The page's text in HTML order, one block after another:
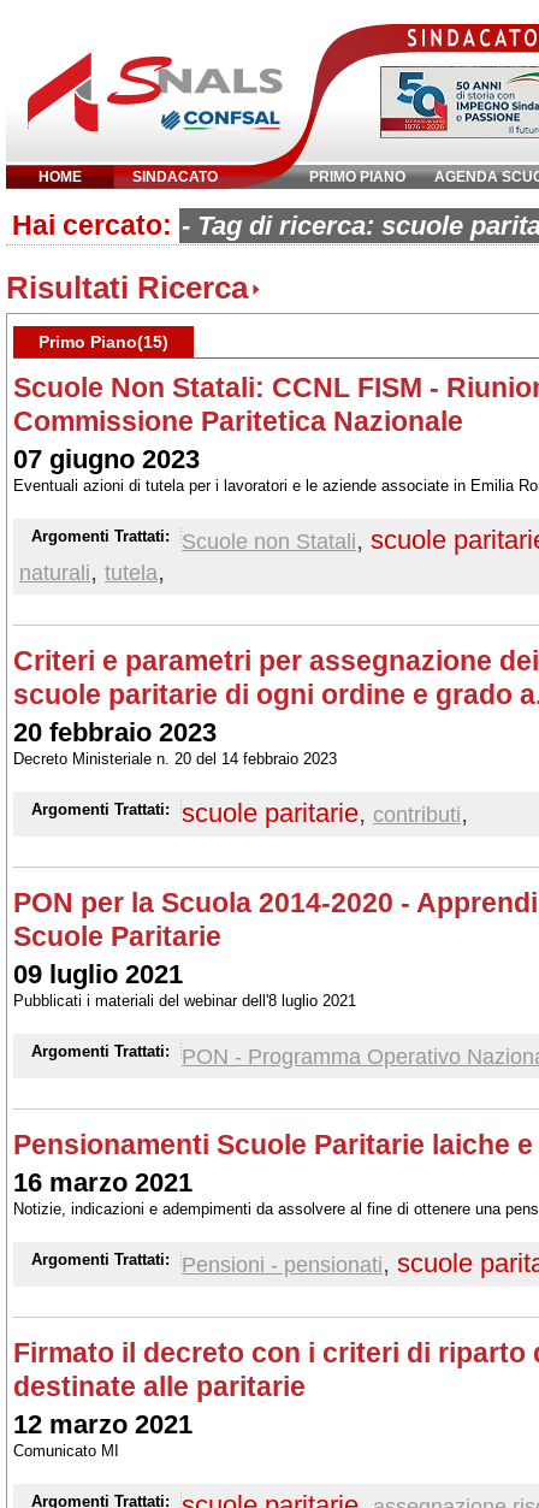
HOME SINDACATO PRIMO PIANO AGENDA
Inserisci parola chiave:
Hai cercato: - Tag di ricerca: scuole
Risultati Ricerca
Primo Piano(15)
Scuole Non Statali: CCNL FISM -
Commissione Paritetica Nazionale
07 giugno 2023
Eventuali azioni di tutela per i lavoratori e le aziende associate in Emilia
Argomenti Trattati: Scuole non Statali, scuole
naturali, tutela,
Criteri e parametri per assegnazione
scuole paritarie di ogni ordine e grado
20 febbraio 2023
Decreto Ministeriale n. 20 del 14 febbraio 2023
Argomenti Trattati: scuole paritarie, contributi,
PON per la Scuola 2014-2020 -
Scuole Paritarie
09 luglio 2021
Pubblicati i materiali del webinar dell'8 luglio 2021
Argomenti Trattati: PON - Programma Operativo
Pensionamenti Scuole Paritarie laiche
16 marzo 2021
Notizie, indicazioni e adempimenti da assolvere al fine di ottenere una
Argomenti Trattati: Pensioni - pensionati, scuole
Firmato il decreto con i criteri di riparto
destinate alle paritarie
12 marzo 2021
Comunicato MI
Argomenti Trattati: